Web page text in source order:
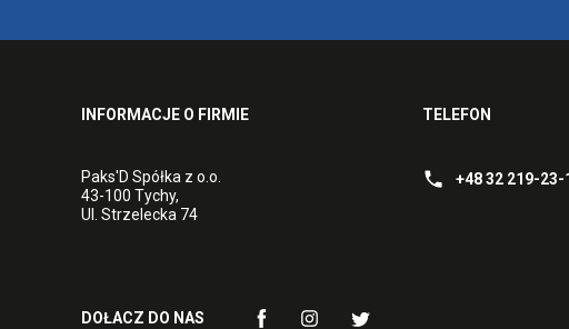
INFORMACJE O FIRMIE
Paks'D Spółka z o.o.
43-100 Tychy,
Ul. Strzelecka 74
TELEFON
+48 32 219-23-
DOŁACZ DO NAS